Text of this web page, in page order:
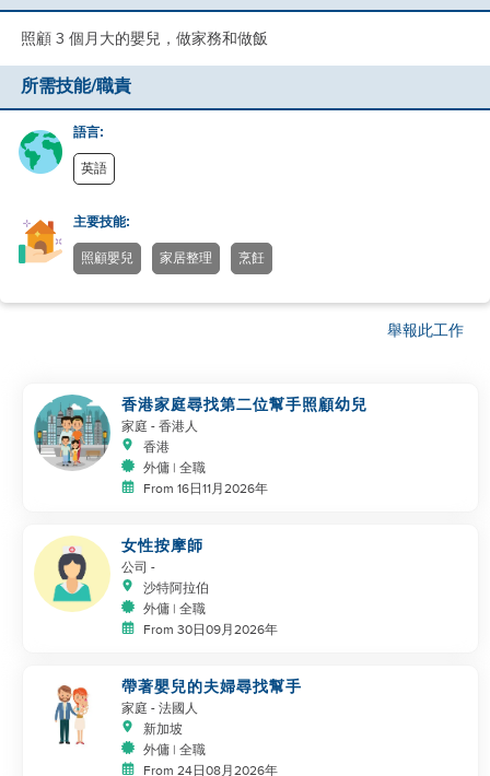
照顧 3 個月大的嬰兒，做家務和做飯
所需技能/職責
語言:
英語
主要技能:
照顧嬰兒 家居整理 烹飪
舉報此工作
香港家庭尋找第二位幫手照顧幼兒
家庭 - 香港人
香港
外傭 | 全職
From 16日11月2026年
女性按摩師
公司 -
沙特阿拉伯
外傭 | 全職
From 30日09月2026年
帶著嬰兒的夫婦尋找幫手
家庭 - 法國人
新加坡
外傭 | 全職
From 24日08月2026年